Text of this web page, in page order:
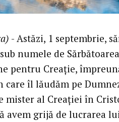
- Astăzi, 1 septembrie,
numele de
pentru Creație,
care îl lăudăm pe
mister al Creației în
avem grijă de lucrarea